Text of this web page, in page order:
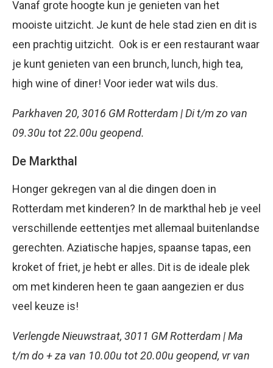
Vanaf grote hoogte kun je genieten van het
mooiste uitzicht. Je kunt de hele stad zien en dit is
een prachtig uitzicht. Ook is er een restaurant waar
je kunt genieten van een brunch, lunch, high tea,
high wine of diner! Voor ieder wat wils dus.
Parkhaven 20, 3016 GM Rotterdam | Di t/m zo van
09.30u tot 22.00u geopend.
De Markthal
Honger gekregen van al die dingen doen in
Rotterdam met kinderen? In de markthal heb je veel
verschillende eettentjes met allemaal buitenlandse
gerechten. Aziatische hapjes, spaanse tapas, een
kroket of friet, je hebt er alles. Dit is de ideale plek
om met kinderen heen te gaan aangezien er dus
veel keuze is!
Verlengde Nieuwstraat, 3011 GM Rotterdam | Ma
t/m do + za van 10.00u tot 20.00u geopend, vr van